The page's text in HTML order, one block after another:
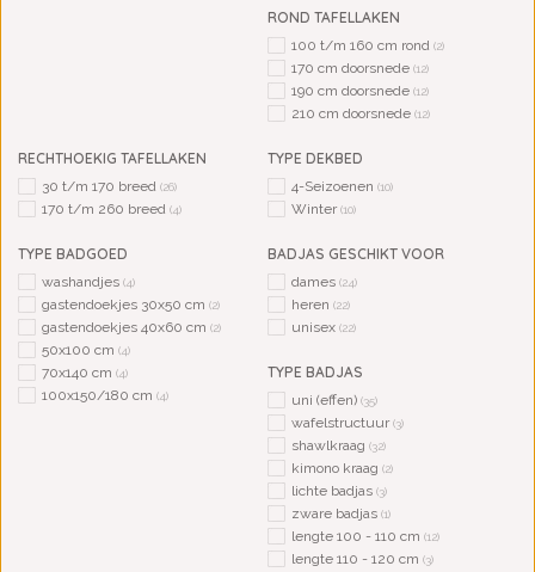
ROND TAFELLAKEN
100 t/m 160 cm rond (2)
170 cm doorsnede (12)
190 cm doorsnede (12)
210 cm doorsnede (12)
RECHTHOEKIG TAFELLAKEN
30 t/m 170 breed (26)
170 t/m 260 breed (4)
TYPE DEKBED
4-Seizoenen (10)
Winter(10)
TYPE BADGOED
washandjes (4)
gastendoekjes 30x50 cm (2)
gastendoekjes 40x60 cm (2)
50x100 cm (4)
70x140 cm (4)
100x150/180 cm (4)
BADJAS GESCHIKT VOOR
dames (24)
heren (22)
unisex (22)
TYPE BADJAS
uni (effen) (35)
wafelstructuur(3)
shawlkraag (32)
kimono kraag (2)
lichte badjas (3)
zware badjas (1)
lengte 100 - 110 cm (12)
lengte 110 - 120 cm (3)